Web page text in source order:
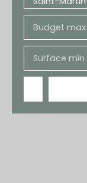
Budget
Surface min